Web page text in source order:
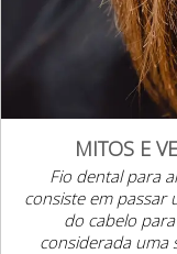
MITOS E
Fio dental para
consiste em passar
do cabelo
considerada uma